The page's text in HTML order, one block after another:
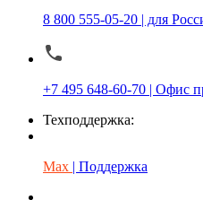
8 800 555-05-20 | для
+7 495 648-60-70 | Офис
Техподдержка:
Max | Поддержка